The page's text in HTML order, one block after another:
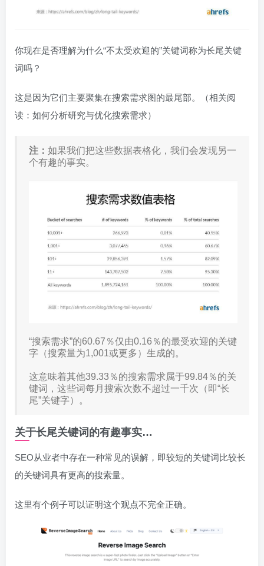
你现在是否理解为什么“不太受欢迎的”关键词称为长尾关键
词吗？
这是因为它们主要聚集在搜索需求图的最尾部。（相关阅
读：如何分析研究与优化搜索需求）
注： 如果我们把这些数据表格化，我们会发现另一
个有趣的事实。
“搜索需求”的60.67％仅由0.16％的最受欢迎的关键
字（搜索量为1,001或更多）生成的。
这意味着其他39.33％的搜索需求属于99.84％的关
键词，这些词每月搜索次数不超过一千次（即“长
尾”关键字）。
关于长尾关键词的有趣事实…
SEO从业者中存在一种常见的误解，即较短的关键词比较长
的关键词具有更高的搜索量。
这里有个例子可以证明这个观点不完全正确。